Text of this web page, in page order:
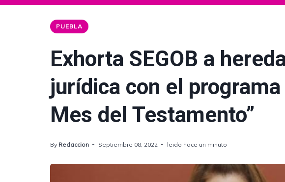
PUEBLA
Exhorta SEGOB a
jurídica con el
Mes del Testamento”
By Redaccion Septiembre 08, 2022 leido hace un minuto